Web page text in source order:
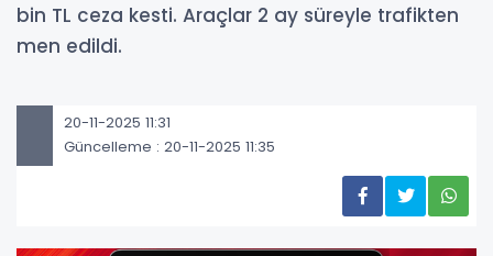
bin TL ceza kesti. Araçlar 2 ay süreyle trafikten
men edildi.
20-11-2025 11:31
Güncelleme : 20-11-2025 11:35